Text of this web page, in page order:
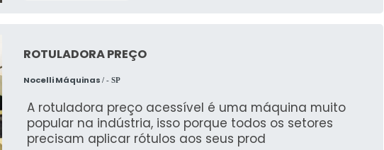
ROTULADORA PREÇO
Nocelli Máquinas/ - SP
A rotuladora preço acessível é uma máquina muito
popular na indústria, isso porque todos os setores
precisam aplicar rótulos aos seus prod